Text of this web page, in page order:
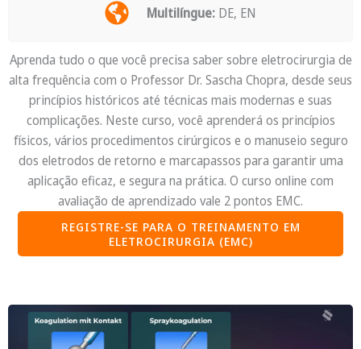
Multilíngue: DE, EN
Aprenda tudo o que você precisa saber sobre eletrocirurgia de
alta frequência com o Professor Dr. Sascha Chopra, desde seus
princípios históricos até técnicas mais modernas e suas
complicações. Neste curso, você aprenderá os princípios
físicos, vários procedimentos cirúrgicos e o manuseio seguro
dos eletrodos de retorno e marcapassos para garantir uma
aplicação eficaz, e segura na prática. O curso online com
avaliação de aprendizado vale 2 pontos EMC.
REGISTRE-SE PARA O TREINAMENTO EM
ELETROCIRURGIA (EMC)